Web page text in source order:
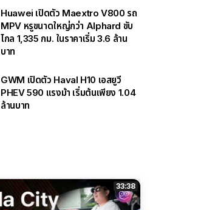
Huawei เปิดตัว Maextro V800 รถ
MPV หรูขนาดใหญ่กว่า Alphard ขับ
ไกล 1,335 กม. ในราคาเริ่ม 3.6 ล้าน
บาท
GWM เปิดตัว Haval H10 เอสยูวี
PHEV 590 แรงม้า เริ่มต้นเพียง 1.04
ล้านบาท
33:38